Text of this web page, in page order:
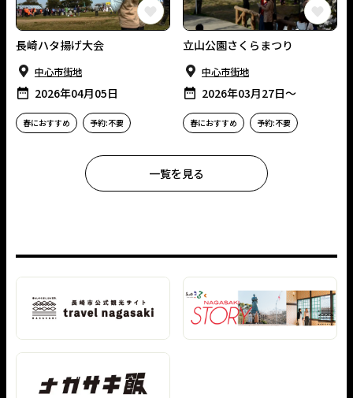
この長崎の体験をお気に入りに
長崎ハタ揚げ大会
中⼼市街地
2026年04月05日
春におすすめ 予約:不要
立山公園さくらまつり
中⼼市街地
2026年03月27日〜
春におすすめ 予約:不要
一覧を見る